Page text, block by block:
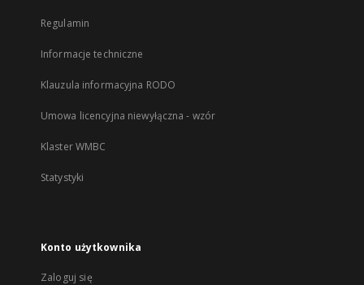
Regulamin
Informacje techniczne
Klauzula informacyjna RODO
Umowa licencyjna niewyłączna - wzór
Klaster WMBC
Statystyki
Konto użytkownika
Zaloguj się